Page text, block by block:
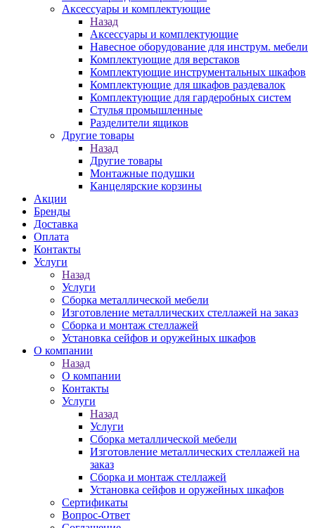
Аксессуары и комплектующие
Назад
Аксессуары и комплектующие
Навесное оборудование для инструм. мебели
Комплектующие для верстаков
Комплектующие инструментальных шкафов
Комплектующие для шкафов раздевалок
Комплектующие для гардеробных систем
Стулья промышленные
Разделители ящиков
Другие товары
Назад
Другие товары
Монтажные подушки
Канцелярские корзины
Акции
Бренды
Доставка
Оплата
Контакты
Услуги
Назад
Услуги
Сборка металлической мебели
Изготовление металлических стеллажей на заказ
Сборка и монтаж стеллажей
Установка сейфов и оружейных шкафов
О компании
Назад
О компании
Контакты
Услуги
Назад
Услуги
Сборка металлической мебели
Изготовление металлических стеллажей на
заказ
Сборка и монтаж стеллажей
Установка сейфов и оружейных шкафов
Сертификаты
Вопрос-Ответ